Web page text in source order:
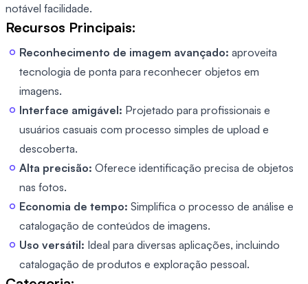
notável facilidade.
Recursos Principais:
Reconhecimento de imagem avançado: aproveita
tecnologia de ponta para reconhecer objetos em
imagens.
Interface amigável: Projetado para profissionais e
usuários casuais com processo simples de upload e
descoberta.
Alta precisão: Oferece identificação precisa de objetos
nas fotos.
Economia de tempo: Simplifica o processo de análise e
catalogação de conteúdos de imagens.
Uso versátil: Ideal para diversas aplicações, incluindo
catalogação de produtos e exploração pessoal.